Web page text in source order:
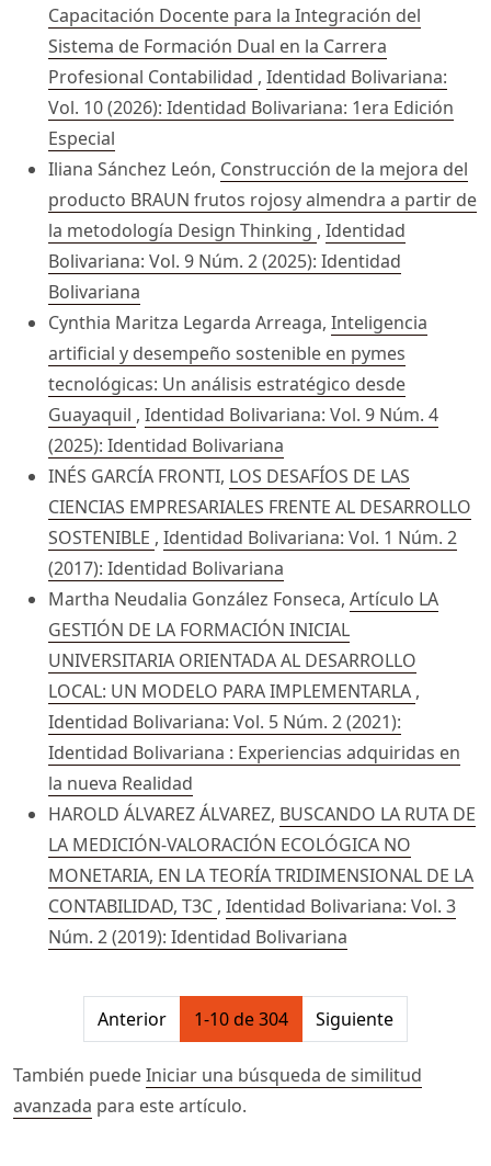
Capacitación Docente para la Integración del
Sistema de Formación Dual en la Carrera
Profesional Contabilidad , Identidad Bolivariana:
Vol. 10 (2026): Identidad Bolivariana: 1era Edición
Especial
Iliana Sánchez León, Construcción de la mejora del
producto BRAUN frutos rojosy almendra a partir de
la metodología Design Thinking , Identidad
Bolivariana: Vol. 9 Núm. 2 (2025): Identidad
Bolivariana
Cynthia Maritza Legarda Arreaga, Inteligencia
artificial y desempeño sostenible en pymes
tecnológicas: Un análisis estratégico desde
Guayaquil , Identidad Bolivariana: Vol. 9 Núm. 4
(2025): Identidad Bolivariana
INÉS GARCÍA FRONTI, LOS DESAFÍOS DE LAS
CIENCIAS EMPRESARIALES FRENTE AL DESARROLLO
SOSTENIBLE , Identidad Bolivariana: Vol. 1 Núm. 2
(2017): Identidad Bolivariana
Martha Neudalia González Fonseca, Artículo LA
GESTIÓN DE LA FORMACIÓN INICIAL
UNIVERSITARIA ORIENTADA AL DESARROLLO
LOCAL: UN MODELO PARA IMPLEMENTARLA ,
Identidad Bolivariana: Vol. 5 Núm. 2 (2021):
Identidad Bolivariana : Experiencias adquiridas en
la nueva Realidad
HAROLD ÁLVAREZ ÁLVAREZ, BUSCANDO LA RUTA DE
LA MEDICIÓN-VALORACIÓN ECOLÓGICA NO
MONETARIA, EN LA TEORÍA TRIDIMENSIONAL DE LA
CONTABILIDAD, T3C , Identidad Bolivariana: Vol. 3
Núm. 2 (2019): Identidad Bolivariana
##issue.pagination##
Anterior 1-10 de 304 Siguiente
También puedeIniciar una búsqueda de similitud
avanzada para este artículo.